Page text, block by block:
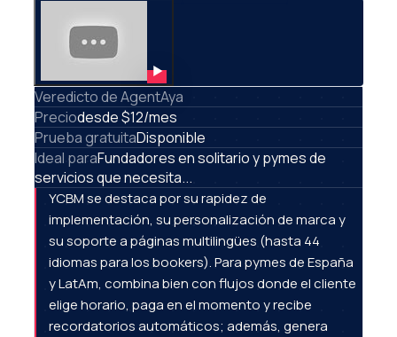
Veredicto de AgentAya
Preciodesde $12/mes
Prueba gratuitaDisponible
Ideal paraFundadores en solitario y pymes de
servicios que necesita...
YCBM se destaca por su rapidez de
implementación, su personalización de marca y
su soporte a páginas multilingües (hasta 44
idiomas para los bookers). Para pymes de España
y LatAm, combina bien con flujos donde el cliente
elige horario, paga en el momento y recibe
recordatorios automáticos; además, genera